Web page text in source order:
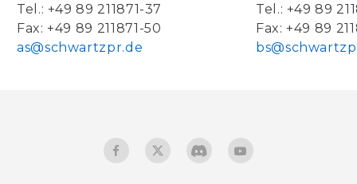
Tel.: +49 89 211871-37
Fax: +49 89 211871-50
as@schwartzpr.de
Tel.: +49 89
Fax: +49 89